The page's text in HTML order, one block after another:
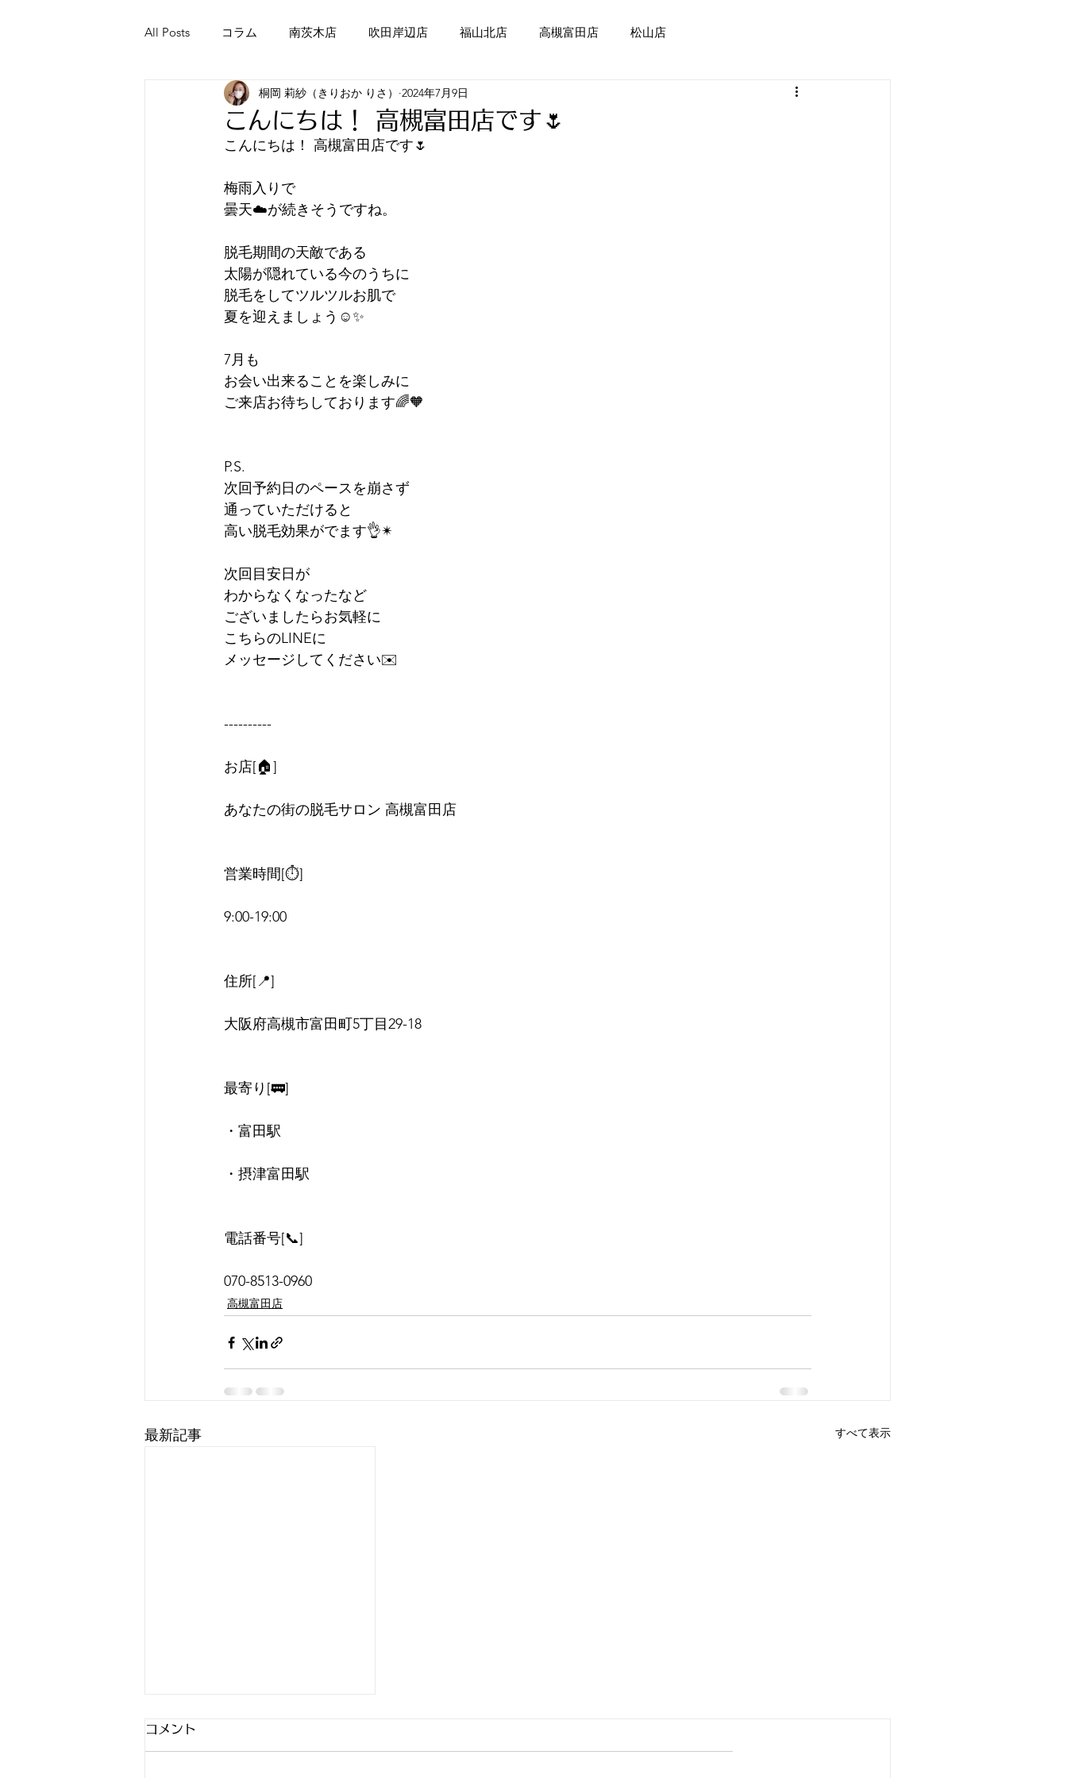
All Posts コラム 南茨木店 吹田岸辺店 福山北店 高槻富田店 松山店
こんにちは！ 高槻富田店です🌷
桐岡 莉紗（きりおか りさ） 2024年7月9日
こんにちは！ 高槻富田店です🌷
梅雨入りで
曇天☁️が続きそうですね。
脱毛期間の天敵である
太陽が隠れている今のうちに
脱毛をしてツルツルお肌で
夏を迎えましょう☺️✨
7月も
お会い出来ることを楽しみに
ご来店お待ちしております🌈🧡
P.S.
次回予約日のペースを崩さず
通っていただけると
高い脱毛効果がでます👌✴︎
次回目安日が
わからなくなったなど
ございましたらお気軽に
こちらのLINEに
メッセージしてください✉️
----------
お店[🏠]
あなたの街の脱毛サロン 高槻富田店
営業時間[⏱]
9:00-19:00
住所[📍]
大阪府高槻市富田町5丁目29-18
最寄り[🚃]
・富田駅
・摂津富田駅
電話番号[📞]
070-8513-0960
高槻富田店
最新記事 すべて表示
コメント